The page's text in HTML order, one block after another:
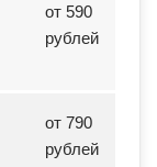
от 590
рублей
от 790
рублей